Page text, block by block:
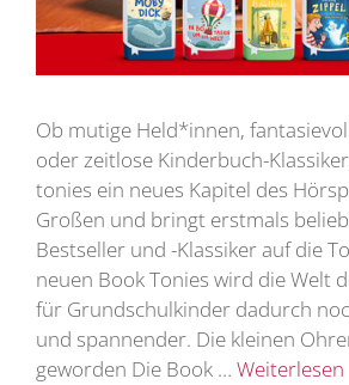
Ob mutige Held*innen,
oder zeitlose Kinderbuch-
tonies ein neues Kapitel des
Großen und bringt erstmals
Bestseller und -Klassiker auf die
neuen Book Tonies wird die Welt
für Grundschulkinder dadurch
und spannender. Die kleinen
geworden Die Book … Weiterlesen